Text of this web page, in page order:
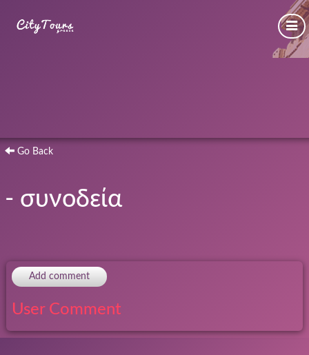
Go Back
- συνοδεία
Add comment
User Comment